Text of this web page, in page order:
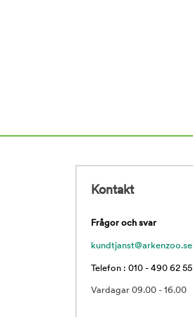
Kontakt
Frågor och svar
kundtjanst@arkenzoo.se
Telefon : 010 - 490 62 55
Vardagar 09.00 - 16.00